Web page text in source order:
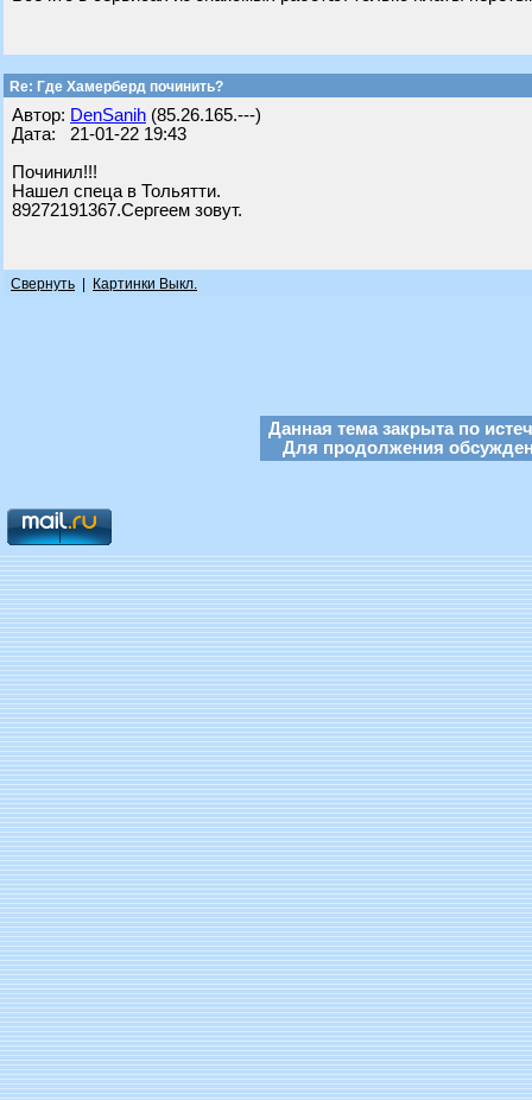
Re: Где Хамерберд починить?
Автор: DenSanih (85.26.165.---)
Дата: 21-01-22 19:43
Починил!!!
Нашел спеца в Тольятти.
89272191367.Сергеем зовут.
Свернуть Картинки Выкл.
Данная тема закрыта по
Для продолжения